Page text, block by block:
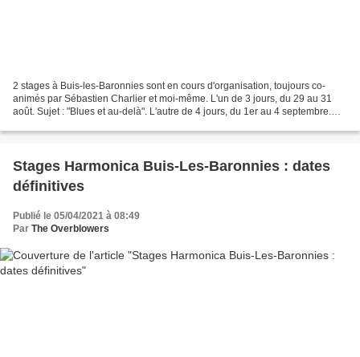
2 stages à Buis-les-Baronnies sont en cours d'organisation, toujours co-
animés par Sébastien Charlier et moi-même. L'un de 3 jours, du 29 au 31
août. Sujet : "Blues et au-delà". L'autre de 4 jours, du 1er au 4 septembre.
Stages Harmonica Buis-Les-Baronnies : dates
définitives
Publié le 05/04/2021 à 08:49
Par The Overblowers